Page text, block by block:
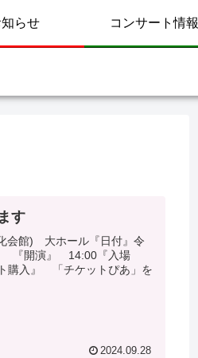
らせ コンサート情報
す
会館) 大ホール『日付』令
『開演』 14:00『入場
購入』 「チケットぴあ」を
2024.09.28